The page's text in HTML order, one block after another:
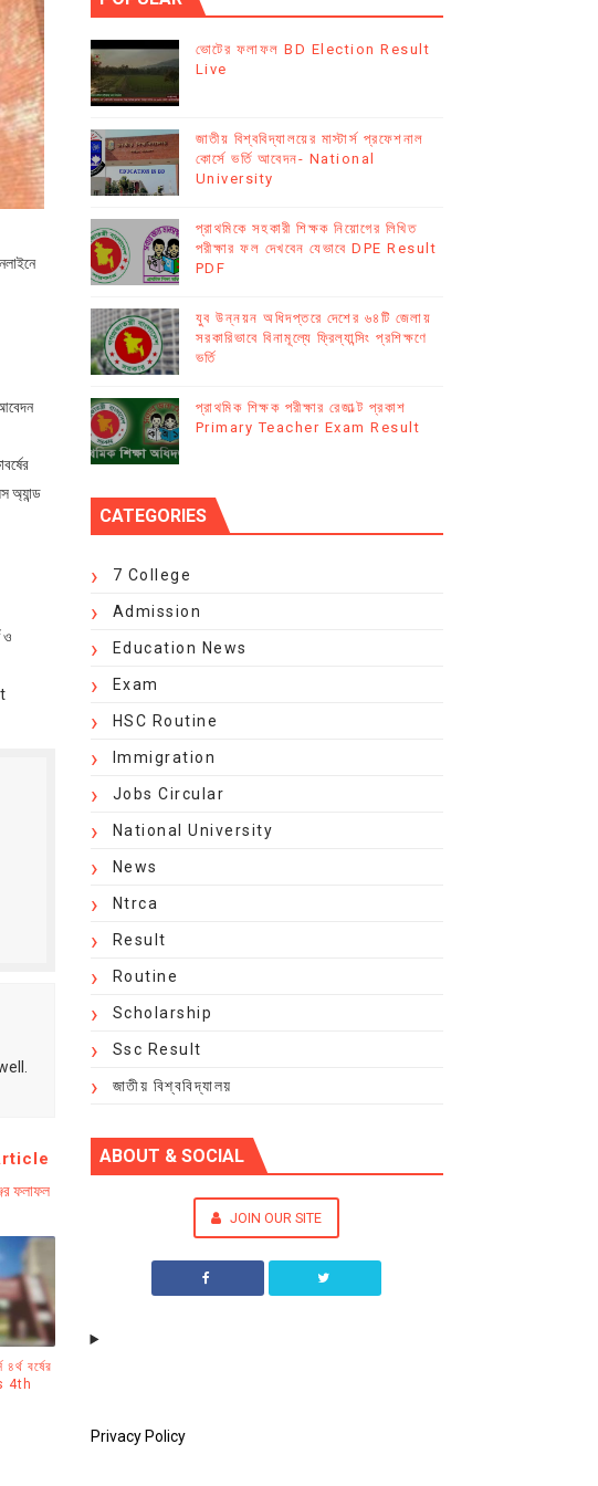
প্রতিবেদন DPE
published
অ্যান্ড
ও
ফলাফল
৪র্থ বর্ষের
4th
ভোটের ফলাফল BD Election Result
Live
জাতীয় বিশ্ববিদ্যালয়ের মাস্টার্স প্রফেশনাল
কোর্সে ভর্তি আবেদন- National
University
প্রাথমিকে সহকারী শিক্ষক নিয়োগের লিখিত
পরীক্ষার ফল দেখবেন যেভাবে DPE Result
PDF
যুব উন্নয়ন অধিদপ্তরে দেশের ৬৪টি জেলায়
সরকারিভাবে বিনামূল্যে ফ্রিল্যান্সিং প্রশিক্ষণে
ভর্তি
প্রাথমিক শিক্ষক পরীক্ষার রেজাল্ট প্রকাশ
Primary Teacher Exam Result
CATEGORIES
7 College
Admission
Education News
Exam
HSC Routine
Immigration
Jobs Circular
National University
News
Ntrca
Result
Routine
Scholarship
Ssc Result
জাতীয় বিশ্ববিদ্যালয়
ABOUT & SOCIAL
JOIN OUR SITE
Privacy Policy